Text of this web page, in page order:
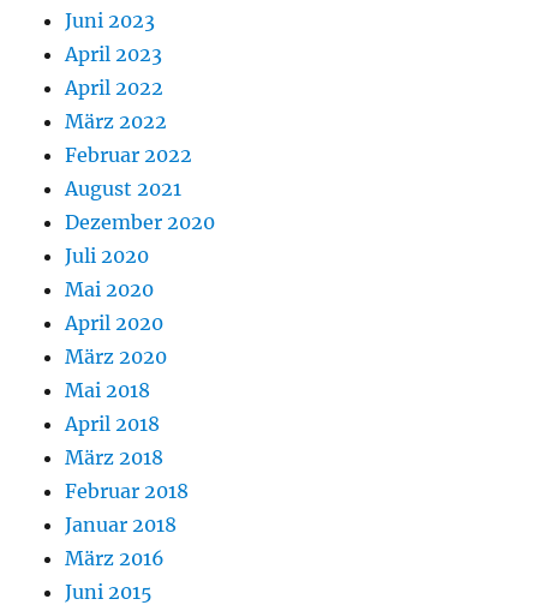
Juni 2023
April 2023
April 2022
März 2022
Februar 2022
August 2021
Dezember 2020
Juli 2020
Mai 2020
April 2020
März 2020
Mai 2018
April 2018
März 2018
Februar 2018
Januar 2018
März 2016
Juni 2015